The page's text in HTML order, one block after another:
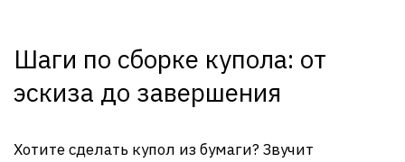
Шаги по сборке купола: от
эскиза до завершения
Хотите сделать купол из бумаги? Звучит